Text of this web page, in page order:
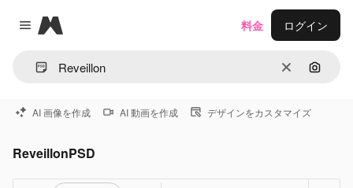
Close menu
Magnific
消去 画像で
料金 ログイン
AI 画像を作成 AI 動画を作成 デザインをカスタマイズ
ReveillonPSD